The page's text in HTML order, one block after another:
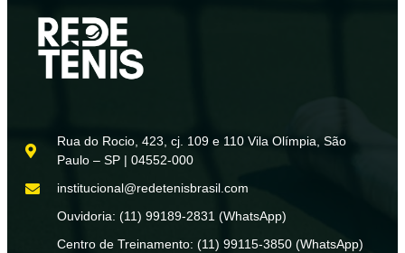
Rua do Rocio, 423, cj. 109 e 110 Vila Olímpia, São
Paulo – SP | 04552-000
institucional@redetenisbrasil.com
Ouvidoria: (11) 99189-2831 (WhatsApp)
Centro de Treinamento: (11) 99115-3850 (WhatsApp)